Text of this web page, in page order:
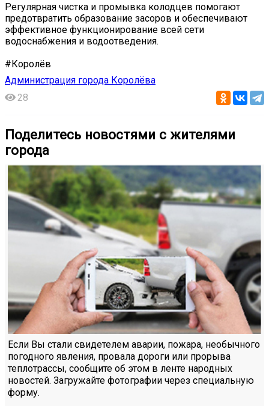
Регулярная чистка и промывка колодцев помогают
предотвратить образование засоров и обеспечивают
эффективное функционирование всей сети
водоснабжения и водоотведения.
#Королёв
Администрация города Королёва
28
Поделитесь новостями с жителями
города
Если Вы стали свидетелем аварии, пожара, необычного
погодного явления, провала дороги или прорыва
теплотрассы, сообщите об этом в ленте народных
новостей. Загружайте фотографии через специальную
форму.